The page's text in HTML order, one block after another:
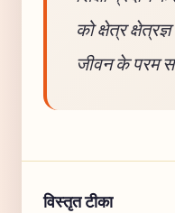
को क्षेत्र
जीवन के परम
विस्तृत टीका